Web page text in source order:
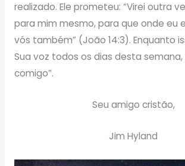
realizado. Ele prometeu: “Virei outra
para mim mesmo, para que onde eu
vós também” (João 14:3). Enquanto
Sua voz todos os dias desta semana,
comigo”.
Seu amigo cristão,
Jim Hyland